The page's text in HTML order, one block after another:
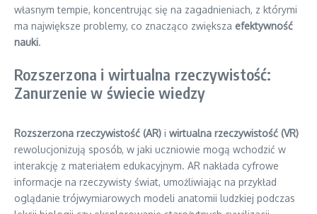
własnym tempie, koncentrując się na zagadnieniach, z którymi
ma największe problemy, co znacząco zwiększa efektywność
nauki.
Rozszerzona i wirtualna rzeczywistość:
Zanurzenie w świecie wiedzy
Rozszerzona rzeczywistość (AR) i wirtualna rzeczywistość (VR)
rewolucjonizują sposób, w jaki uczniowie mogą wchodzić w
interakcję z materiałem edukacyjnym. AR nakłada cyfrowe
informacje na rzeczywisty świat, umożliwiając na przykład
oglądanie trójwymiarowych modeli anatomii ludzkiej podczas